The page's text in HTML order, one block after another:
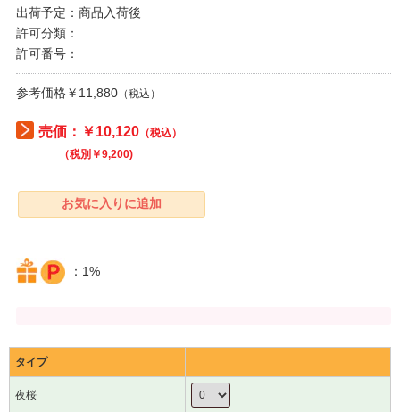
出荷予定：商品入荷後
許可分類：
許可番号：
参考価格￥11,880 （税込）
売価：￥10,120 （税込）
（税別￥9,200)
：1%
タイプ
夜桜